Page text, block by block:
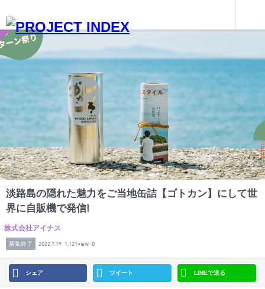
兵庫
淡路島の隠れた魅力をご当地缶詰【ゴトカン】にして世
界に自販機で発信!
株式会社アイナス
募集終了 2022.7.19 1,121view 0
シェア ツイート LINEで送る